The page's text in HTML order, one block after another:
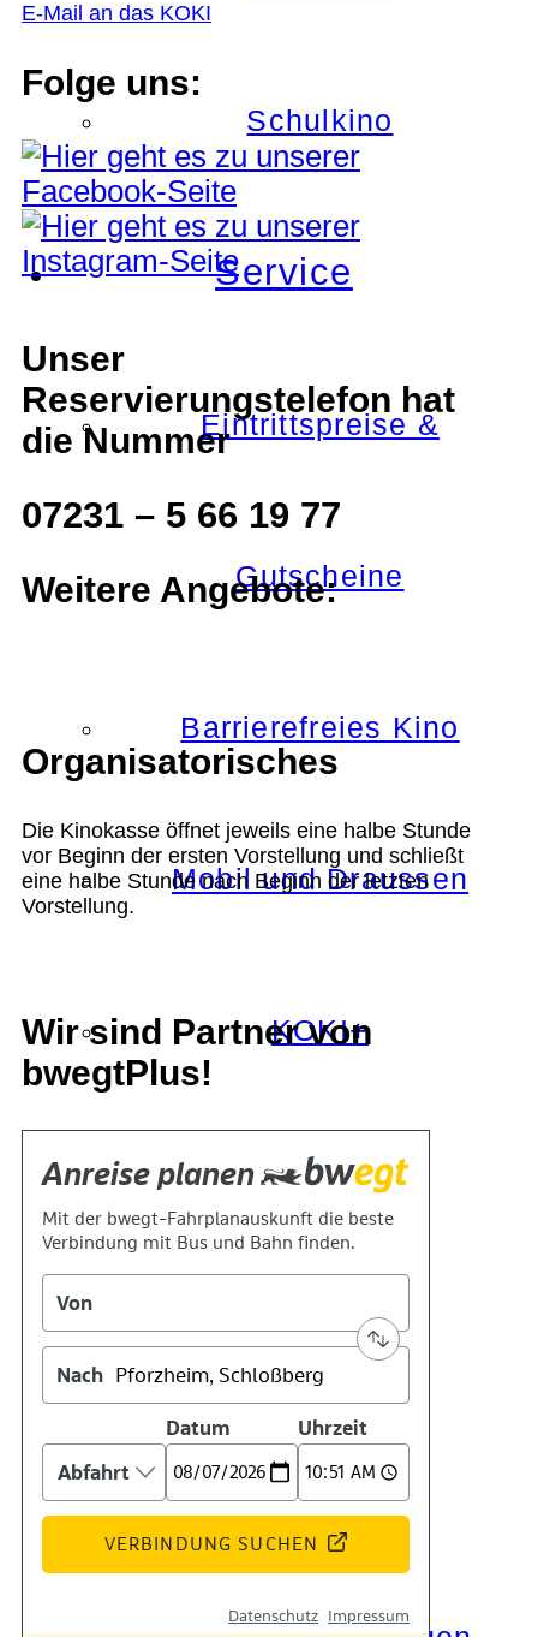
Schulkino
Service
Eintrittspreise &
Gutscheine
Barrierefreies Kino
Mobil und Draussen
KOKI+
Kontakt
Kino
Das Team
E-Mail an das KOKI
Folge uns:
Unser
Reservierungstelefon hat
die Nummer
07231 – 5 66 19 77
Weitere Angebote:
Organisatorisches
Die Kinokasse öffnet jeweils eine halbe Stunde
vor Beginn der ersten Vorstellung und schließt
eine halbe Stunde nach Beginn der letzten
Vorstellung.
Wir sind Partner von
bwegtPlus!